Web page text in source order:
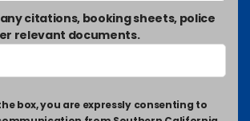
citations, booking sheets, police
relevant documents.
box, you are expressly consenting to